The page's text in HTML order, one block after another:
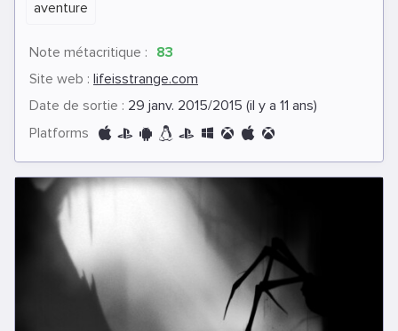
aventure
Note métacritique : 83
Site web : lifeisstrange.com
Date de sortie : 29 janv. 2015/2015 (il y a 11 ans)
Platforms